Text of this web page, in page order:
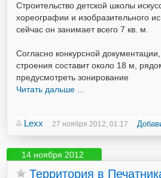
Строительство детской школы
хореографии и изобразительного
сейчас он занимает всего 7 кв. м.
Согласно конкурсной
строения составит около 18 м,
предусмотреть зонирование
Читать дальше ...
Lexx 27 ноября 2012, 01:17
14 ноября 2012
Территория в